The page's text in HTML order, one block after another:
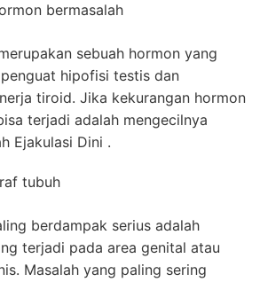
bermasalah
sebuah hormon yang
hipofisi testis dan
tiroid. Jika kekurangan hormon
terjadi adalah mengecilnya
Ejakulasi Dini .
tubuh
berdampak serius adalah
terjadi pada area genital atau
Masalah yang paling sering